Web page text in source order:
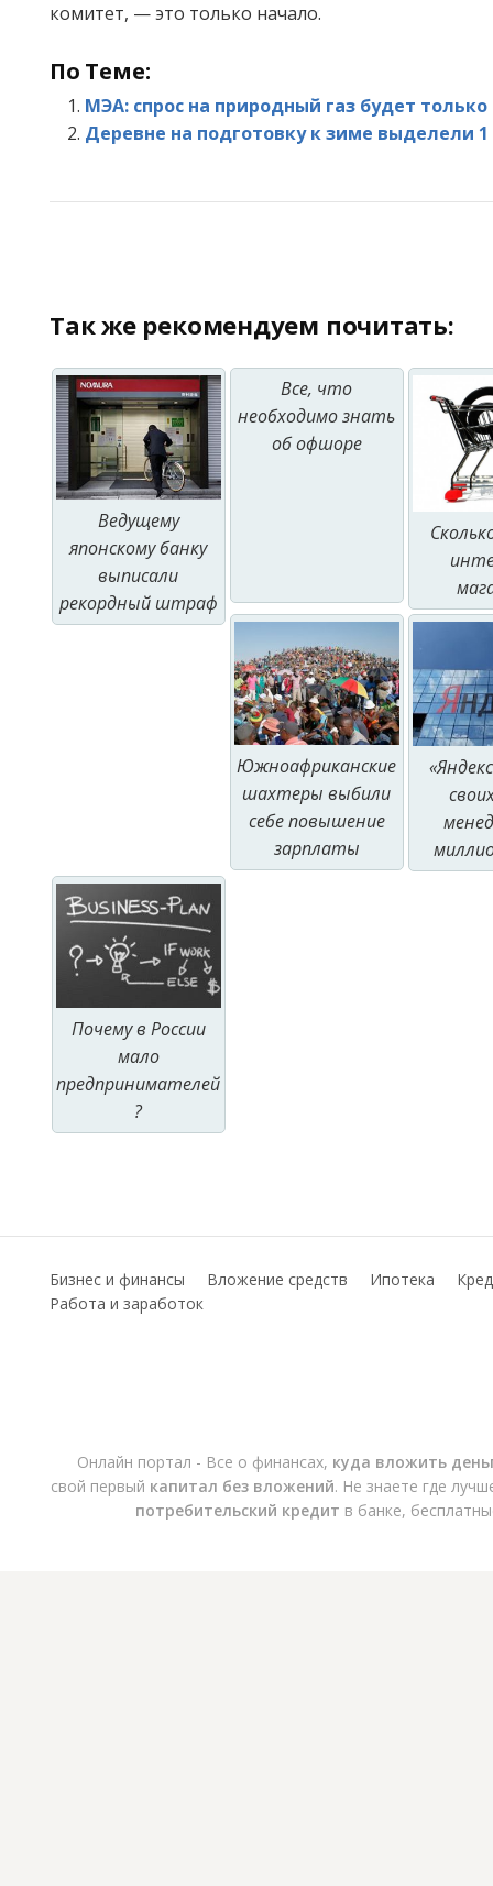
комитет, — это только начало.
По Теме:
МЭА: спрос на природный газ будет только
Деревне на подготовку к зиме выделели
Так же рекомендуем почитать:
Ведущему
японскому банку
выписали
рекордный штраф
Все, что
необходимо знать
об офшоре
Южноафриканские
шахтеры выбили
себе повышение
зарплаты
Почему в России
мало
предпринимателей
?
Бизнес и финансы Вложение средств Ипотека
Работа и заработок
Онлайн портал - Все о финансах, куда вложить
свой первый капитал без вложений. Не знаете где
потребительский кредит в банке,